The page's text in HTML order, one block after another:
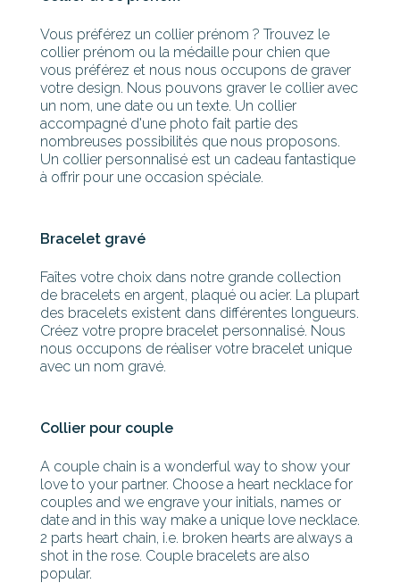
Vous préférez un collier prénom ? Trouvez le
collier prénom ou la médaille pour chien que
vous préférez et nous nous occupons de graver
votre design. Nous pouvons graver le collier avec
un nom, une date ou un texte. Un collier
accompagné d'une photo fait partie des
nombreuses possibilités que nous proposons.
Un collier personnalisé est un cadeau fantastique
à offrir pour une occasion spéciale.
Bracelet gravé
Faîtes votre choix dans notre grande collection
de bracelets en argent, plaqué ou acier. La plupart
des bracelets existent dans différentes longueurs.
Créez votre propre bracelet personnalisé. Nous
nous occupons de réaliser votre bracelet unique
avec un nom gravé.
Collier pour couple
A couple chain is a wonderful way to show your
love to your partner. Choose a heart necklace for
couples and we engrave your initials, names or
date and in this way make a unique love necklace.
2 parts heart chain, i.e. broken hearts are always a
shot in the rose. Couple bracelets are also
popular.